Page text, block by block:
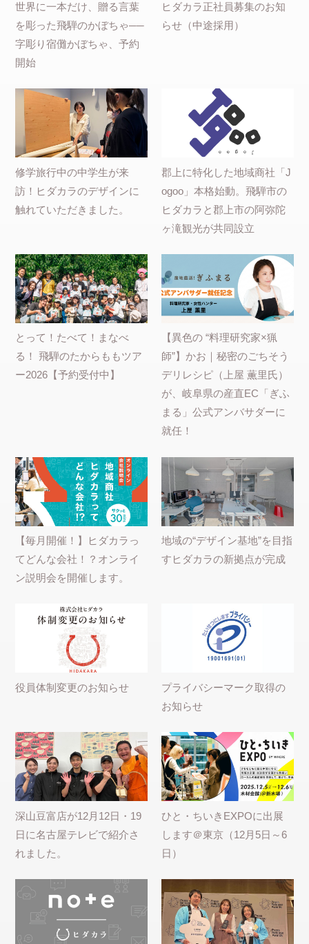
世界に一本だけ、贈る言葉
を彫った飛騨のかぼちゃ──
字彫り宿儺かぼちゃ、予約
開始
ヒダカラ正社員募集のお知
らせ（中途採用）
修学旅行中の中学生が来
訪！ヒダカラのデザインに
触れていただきました。
郡上に特化した地域商社「J
ogoo」本格始動。飛騨市の
ヒダカラと郡上市の阿弥陀
ヶ滝観光が共同設立
とって！たべて！まなべ
る！ 飛騨のたからももツア
ー2026【予約受付中】
【異色の “料理研究家×猟
師”】かお｜秘密のごちそう
デリレシピ（上屋 薫里氏）
が、岐阜県の産直EC「ぎふ
まる」公式アンバサダーに
就任！
【毎月開催！】ヒダカラっ
てどんな会社！？オンライ
ン説明会を開催します。
地域の“デザイン基地”を目指
すヒダカラの新拠点が完成
役員体制変更のお知らせ
プライバシーマーク取得の
お知らせ
深山豆富店が12月12日・19
日に名古屋テレビで紹介さ
れました。
ひと・ちいきEXPOに出展
します＠東京（12月5日～6
日）